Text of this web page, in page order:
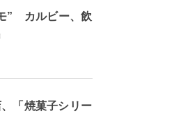
” カルビー、飲
「焼菓子シリー